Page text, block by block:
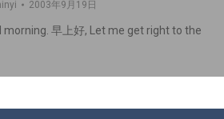
2003年9月19日
morning. 早上好, Let me get right to the